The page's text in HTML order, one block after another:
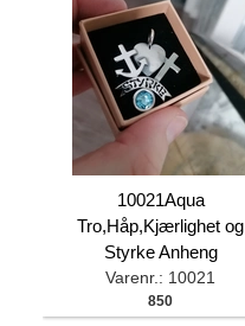
10021Aqua
Tro,Håp,Kjærlighet og
Styrke Anheng
Varenr.: 10021
850